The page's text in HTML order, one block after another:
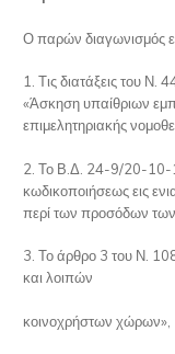
Ο παρών διαγωνισμός
1. Τις διατάξεις του
«Άσκηση υπαίθριων
επιμελητηριακής
2. Το Β.Δ. 24-9/20-10-
κωδικοποιήσεως εις
περί των προσόδων
3. Το άρθρο 3 του Ν.
και λοιπών
κοινοχρήστων χώρων»,